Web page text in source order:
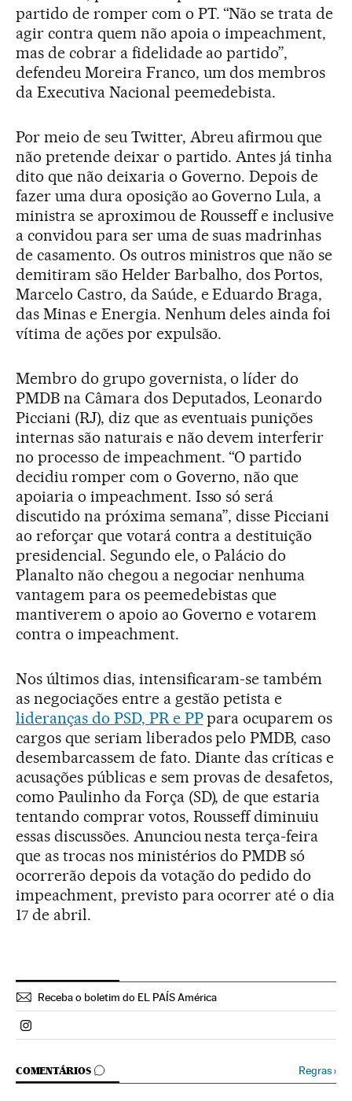
partido de romper com o PT. “Não se trata de
agir contra quem não apoia o impeachment,
mas de cobrar a fidelidade ao partido”,
defendeu Moreira Franco, um dos membros
da Executiva Nacional peemedebista.
Por meio de seu Twitter, Abreu afirmou que
não pretende deixar o partido. Antes já tinha
dito que não deixaria o Governo. Depois de
fazer uma dura oposição ao Governo Lula, a
ministra se aproximou de Rousseff e inclusive
a convidou para ser uma de suas madrinhas
de casamento. Os outros ministros que não se
demitiram são Helder Barbalho, dos Portos,
Marcelo Castro, da Saúde, e Eduardo Braga,
das Minas e Energia. Nenhum deles ainda foi
vítima de ações por expulsão.
Membro do grupo governista, o líder do
PMDB na Câmara dos Deputados, Leonardo
Picciani (RJ), diz que as eventuais punições
internas são naturais e não devem interferir
no processo de impeachment. “O partido
decidiu romper com o Governo, não que
apoiaria o impeachment. Isso só será
discutido na próxima semana”, disse Picciani
ao reforçar que votará contra a destituição
presidencial. Segundo ele, o Palácio do
Planalto não chegou a negociar nenhuma
vantagem para os peemedebistas que
mantiverem o apoio ao Governo e votarem
contra o impeachment.
Nos últimos dias, intensificaram-se também
as negociações entre a gestão petista e
lideranças do PSD, PR e PPpara ocuparem os
cargos que seriam liberados pelo PMDB, caso
desembarcassem de fato. Diante das críticas e
acusações públicas e sem provas de desafetos,
como Paulinho da Força (SD), de que estaria
tentando comprar votos, Rousseff diminuiu
essas discussões. Anunciou nesta terça-feira
que as trocas nos ministérios do PMDB só
ocorrerão depois da votação do pedido do
impeachment, previsto para ocorrer até o dia
17 de abril.
Receba o boletim do EL PAÍS América
Politica El País Brasil en Instagram
COMENTÁRIOS
COMENTÁRIOS Regras›